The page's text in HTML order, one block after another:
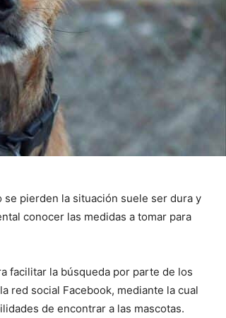
pierden la situación suele ser dura y
conocer las medidas a tomar para
facilitar la búsqueda por parte de los
red social Facebook, mediante la cual
de encontrar a las mascotas.